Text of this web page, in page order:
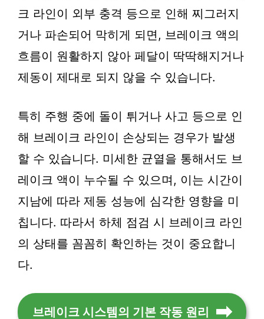
크 라인이 외부 충격 등으로 인해 찌그러지
거나 파손되어 막히게 되면, 브레이크 액의
흐름이 원활하지 않아 페달이 딱딱해지거나
제동이 제대로 되지 않을 수 있습니다.
특히 주행 중에 돌이 튀거나 사고 등으로 인
해 브레이크 라인이 손상되는 경우가 발생
할 수 있습니다. 미세한 균열을 통해서도 브
레이크 액이 누수될 수 있으며, 이는 시간이
지남에 따라 제동 성능에 심각한 영향을 미
칩니다. 따라서 하체 점검 시 브레이크 라인
의 상태를 꼼꼼히 확인하는 것이 중요합니
다.
브레이크 시스템의 기본 작동 원리